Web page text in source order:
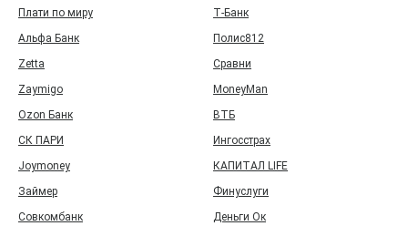
Плати по миру
Т‑Банк
Альфа Банк
Полис812
Zetta
Сравни
Zaymigo
MoneyMan
Ozon Банк
ВТБ
СК ПАРИ
Ингосстрах
Joymoney
КАПИТАЛ LIFE
Займер
Финуслуги
Совкомбанк
Деньги Ок